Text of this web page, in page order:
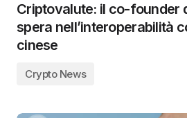
Criptovalute: il co-founder
spera nell’interoperabilità
cinese
Crypto News